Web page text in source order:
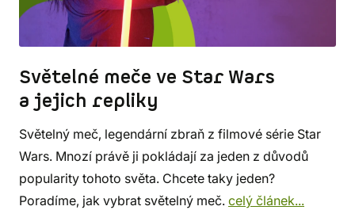
Světelné meče ve Star Wars
a jejich repliky
Světelný meč, legendární zbraň z filmové série Star
Wars. Mnozí právě ji pokládají za jeden z důvodů
popularity tohoto světa. Chcete taky jeden?
Poradíme, jak vybrat světelný meč. celý článek...